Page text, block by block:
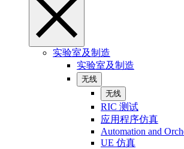
实验室及制造
实验室及制造
无线
无线
RIC 测试
应用程序仿真
Automation and
UE 仿真